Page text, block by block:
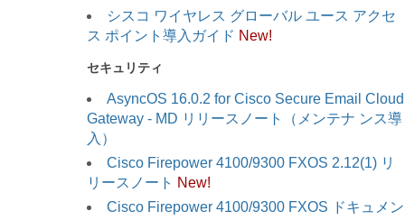
シスコ ワイヤレス グローバル ユース アクセ
ス ポイント導入ガイド New!
セキュリティ
AsyncOS 16.0.2 for Cisco Secure Email Cloud
Gateway - MD リリースノート（メンテナ ンス導
入）
Cisco Firepower 4100/9300 FXOS 2.12(1) リ
リースノート New!
Cisco Firepower 4100/9300 FXOS ドキュメン